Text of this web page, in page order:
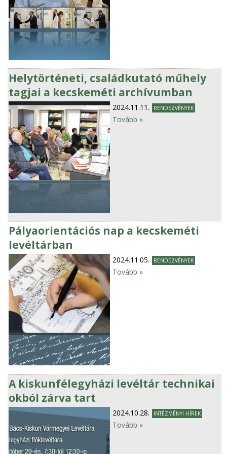
Helytörténeti, családkutató műhely
tagjai a kecskeméti archívumban
2024.11.11. RENDEZVÉNYEK
Tovább »
Pályaorientációs nap a kecskeméti
levéltárban
2024.11.05. RENDEZVÉNYEK
Tovább »
A kiskunfélegyházi levéltár technikai
okból zárva tart
2024.10.28. INTÉZMÉNYI HÍREK
Tovább »